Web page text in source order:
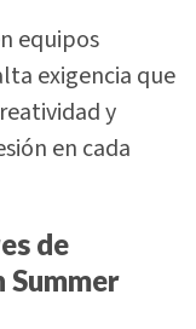
equipos
exigencia que
y
en cada
de
Summer